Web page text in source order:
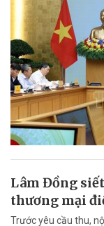
Lâm Đồng
thương mại
Trước yêu cầu thu,